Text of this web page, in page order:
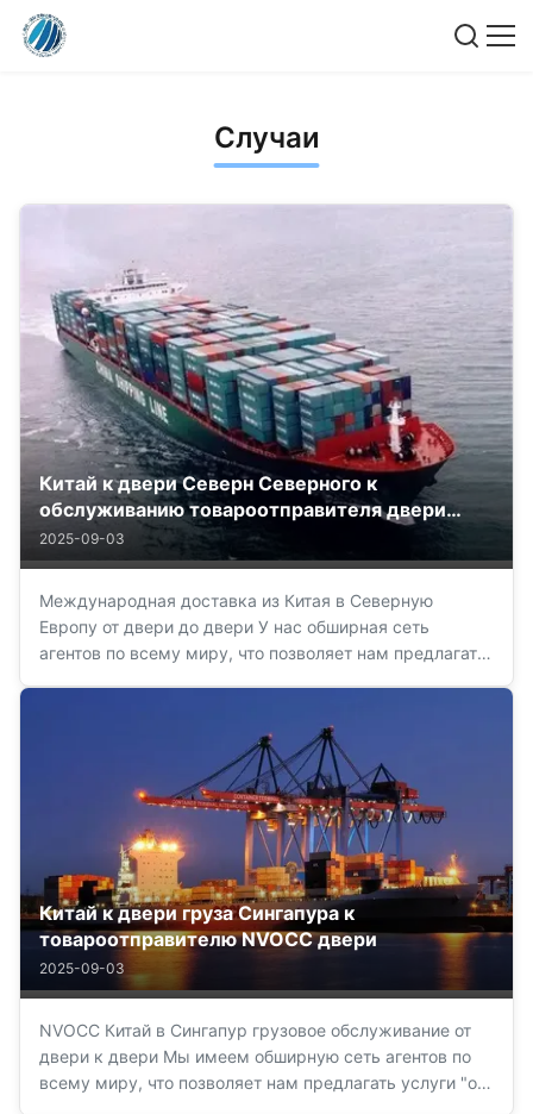
Случаи
Китай к двери Северн Северного к
обслуживанию товароотправителя двери
международному грузя
2025-09-03
Международная доставка из Китая в Северную
Европу от двери до двери У нас обширная сеть
агентов по всему миру, что позволяет нам предлагать
упрощаем операцию от пункта отправления до пункта
Китай к двери груза Сингапура к
товароотправителю NVOCC двери
2025-09-03
NVOCC Китай в Сингапур грузовое обслуживание от
двери к двери Мы имеем обширную сеть агентов по
всему миру, что позволяет нам предлагать услуги "от